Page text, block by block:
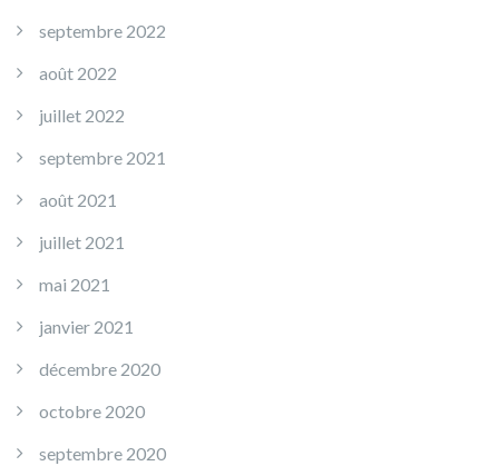
septembre 2022
août 2022
juillet 2022
septembre 2021
août 2021
juillet 2021
mai 2021
janvier 2021
décembre 2020
octobre 2020
septembre 2020